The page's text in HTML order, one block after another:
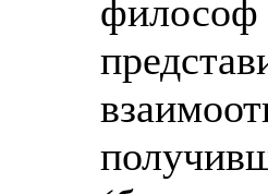
философ